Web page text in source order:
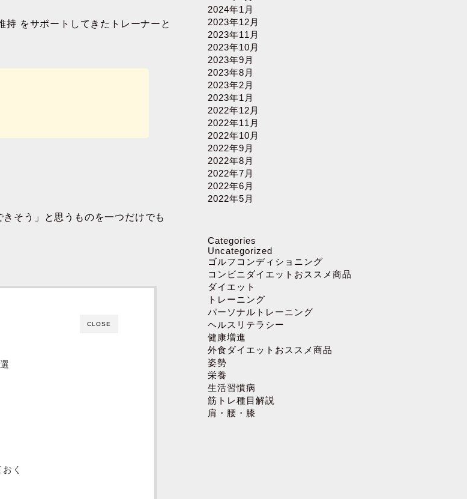
持 をサポートしてきたトレーナーと
そう」と思うものを一つだけでも
CLOSE
く
2024年1月
2023年12月
2023年11月
2023年10月
2023年9月
2023年8月
2023年2月
2023年1月
2022年12月
2022年11月
2022年10月
2022年9月
2022年8月
2022年7月
2022年6月
2022年5月
Categories
Uncategorized
ゴルフコンディショニング
コンビニダイエットおススメ商品
ダイエット
トレーニング
パーソナルトレーニング
ヘルスリテラシー
健康増進
外食ダイエットおススメ商品
姿勢
栄養
生活習慣病
筋トレ種目解説
肩・腰・膝